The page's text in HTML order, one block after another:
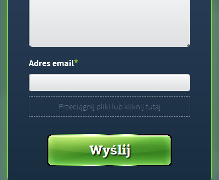
Adres email*
Przeciągnij pliki lub kliknij tutaj